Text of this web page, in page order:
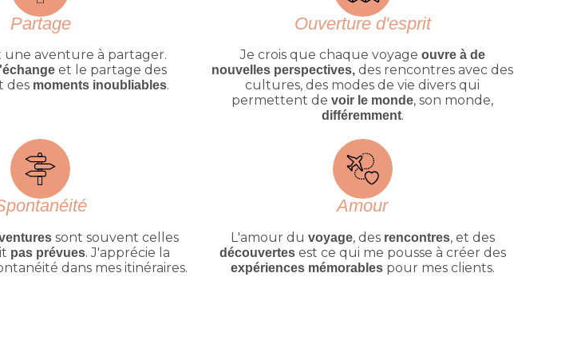
Partage
une aventure à partager.
l'échangeet le partage des
des moments inoubliables.
Ouverture d'esprit
Je crois que chaque voyage ouvre à de
nouvelles perspectives,des rencontres avec des
cultures, des modes de vie divers qui
permettent devoir le monde, son monde,
différemment.
sont souvent celles
pas prévues. J'apprécie la
dans mes itinéraires.
Amour
L'amour du voyage, des rencontres, et des
découvertes est ce qui me pousse à créer des
expériences mémorables pour mes clients.